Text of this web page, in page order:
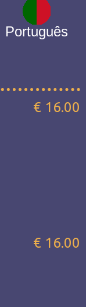
Português
€ 16.00
€ 16.00